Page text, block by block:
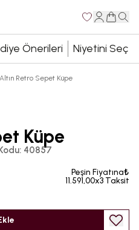
Önerileri Niyetini Seç
Altın Retro Sepet Küpe
Küpe
: 40857
Peşin Fiyatına₺
11.591,00x3 Taksit